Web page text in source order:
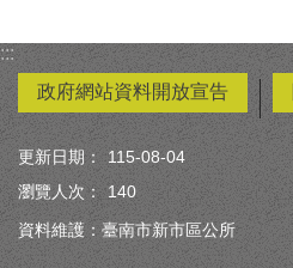
:::
政府網站資料開放宣告
更新日期：
115-08-04
瀏覽人次：
140
資料維護：臺南市新市區公所